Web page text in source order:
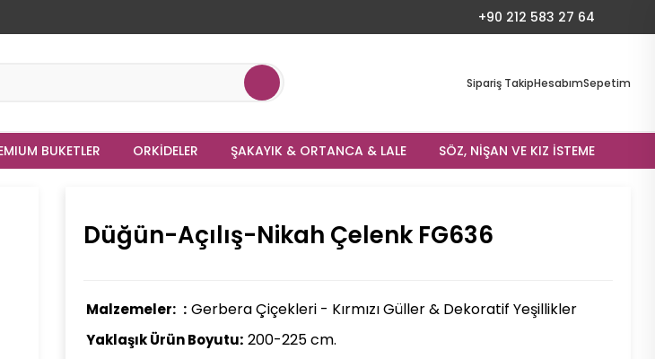
+90 212 583 27 64
Sipariş TakipHesabımSepetim
BUKETLER ORKIDELER ŞAKAYIK & ORTANCA & LALE SÖZ, NIŞAN VE KIZ İSTEME
Düğün-Açılış-Nikah Çelenk FG636
Malzemeler: Gerbera Çiçekleri - Kırmızı Güller & Dekoratif Yeşillikler
Yaklaşık Ürün Boyutu: 200-225 cm.